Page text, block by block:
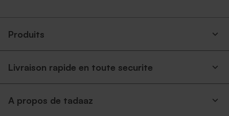
Produits
Livraison rapide en toute securite
A propos de tadaaz